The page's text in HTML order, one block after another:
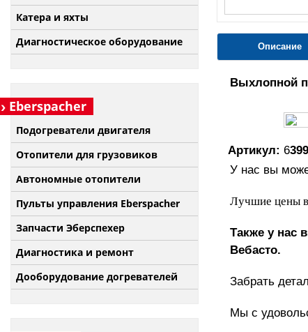
Катера и яхты
Диагностическое оборудование
Eberspacher
Подогреватели двигателя
Отопители для грузовиков
Автономные отопители
Пульты управления Eberspacher
Запчасти Эберспехер
Диагностика и ремонт
Дооборудование догревателей
Описание
Выхлопной
Артикул: 6
У нас вы
Лучшие цены в
Также у нас
Вебасто.
Забрать
Мы с